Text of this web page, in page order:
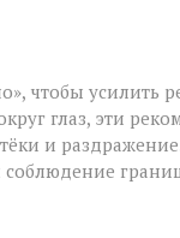
чтобы усилить
глаз, эти
и